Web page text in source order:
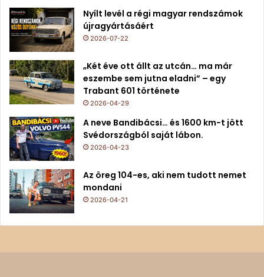
Nyílt levél a régi magyar rendszámok
újragyártásáért
2026-07-22
„Két éve ott állt az utcán… ma már
eszembe sem jutna eladni” – egy
Trabant 601 története
2026-04-29
A neve Bandibácsi… és 1600 km-t jött
Svédországból saját lábon.
2026-04-23
Az öreg 104-es, aki nem tudott nemet
mondani
2026-04-21